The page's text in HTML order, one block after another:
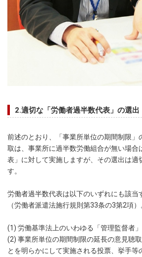
2.適切な「労働者過半数代表」の選出
前述のとおり、「事業所単位の期間制限」
取は、事業所に過半数労働組合が無い場合
表」に対して実施しますが、その選出は適
す。
労働者過半数代表は以下のいずれにも該当
（労働者派遣法施行規則第33条の3第2項）
(1) 労働基準法上のいわゆる「管理監督者
(2) 事業所単位の期間制限の延長の意見聴
とを明らかにして実施される投票、挙手等